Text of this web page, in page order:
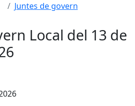
Juntes de govern
Local del 13 de